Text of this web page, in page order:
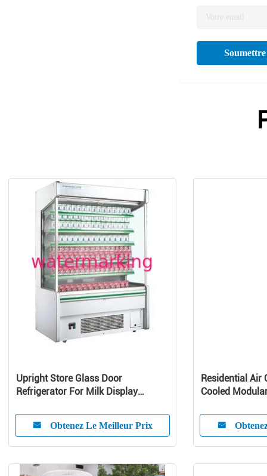
Soumettre
Upright Store Glass Door
Refrigerator For Milk Display
Obtenez Le Meilleur Prix
Residential Air
Cooled